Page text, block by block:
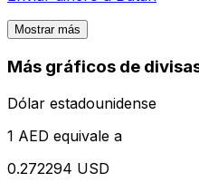
Mostrar más
Más gráficos de
Dólar estadounidense
1 AED equivale a
0.272294 USD